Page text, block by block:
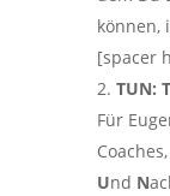
können,
[spacer
TUN:
Für
Und N